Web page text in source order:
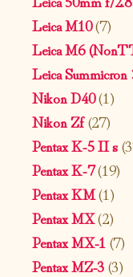
Leica M10(7)
Leica M6
Leica
Nikon D40(1)
Nikon Zf(27)
Pentax K-5 II s
Pentax K-7(19)
Pentax KM(1)
Pentax MX(2)
Pentax MX-1 (7)
Pentax MZ-3(3)